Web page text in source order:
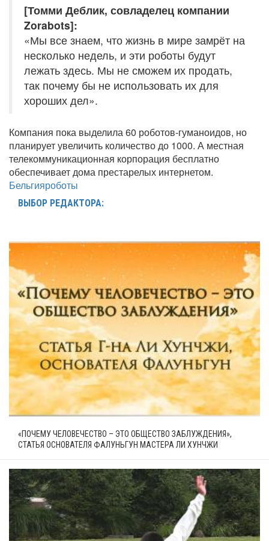
[Томми Деблик, совладелец компании
Zorabots]:
«Мы все знаем, что жизнь в мире замрёт на
несколько недель, и эти роботы будут
лежать здесь. Мы не сможем их продать,
так почему бы не использовать их для
хороших дел».
Компания пока выделила 60 роботов-гуманоидов, но
планирует увеличить количество до 1000. А местная
телекоммуникационная корпорация бесплатно
обеспечивает дома престарелых интернетом.
Бельгияроботы
ВЫБОР РЕДАКТОРА:
«ПОЧЕМУ ЧЕЛОВЕЧЕСТВО – ЭТО ОБЩЕСТВО ЗАБЛУЖДЕНИЯ»,
СТАТЬЯ ОСНОВАТЕЛЯ ФАЛУНЬГУН МАСТЕРА ЛИ ХУНЧЖИ